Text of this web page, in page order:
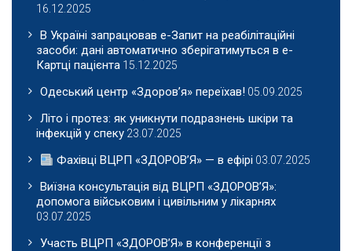
16.12.2025
В Україні запрацював е-Запит на реабілітаційні
засоби: дані автоматично зберігатимуться в е-
Картці пацієнта 15.12.2025
Одеський центр «Здоров’я» переїхав! 05.09.2025
Літо і протез: як уникнути подразнень шкіри та
інфекцій у спеку 23.07.2025
Фахівці ВЦРП «ЗДОРОВʼЯ» — в ефірі 03.07.2025
Виїзна консультація від ВЦРП «ЗДОРОВʼЯ»:
допомога військовим і цивільним у лікарнях
03.07.2025
Участь ВЦРП «ЗДОРОВʼЯ» в конференції з